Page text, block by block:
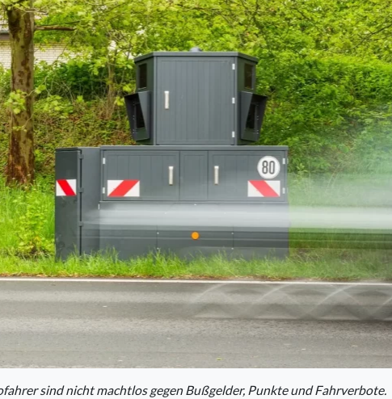
sind nicht machtlos gegen Bußgelder, Punkte und Fahrverbote.